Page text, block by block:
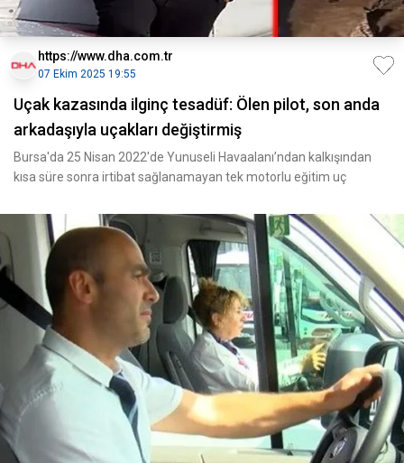
https://www.dha.com.tr
07 Ekim 2025 19:55
Uçak kazasında ilginç tesadüf: Ölen pilot, son anda
arkadaşıyla uçakları değiştirmiş
Bursa'da 25 Nisan 2022'de Yunuseli Havaalanı’ndan kalkışından
kısa süre sonra irtibat sağlanamayan tek motorlu eğitim uç